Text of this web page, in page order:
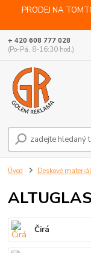
PRODEJ NA
+ 420 608 777 028
(Po-Pá, 8-16:30 hod.)
Úvod Deskové
Čirá